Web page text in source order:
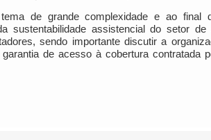
de grande complexidade e ao final
sustentabilidade assistencial do setor
sendo importante discutir a
de acesso à cobertura contratada